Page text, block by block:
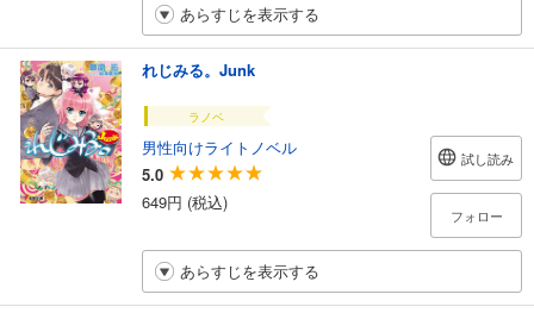
あらすじを表示する
れじみる。Junk
ラノベ
男性向けライトノベル
5.0
649円 (税込)
試し読み
フォロー
あらすじを表示する